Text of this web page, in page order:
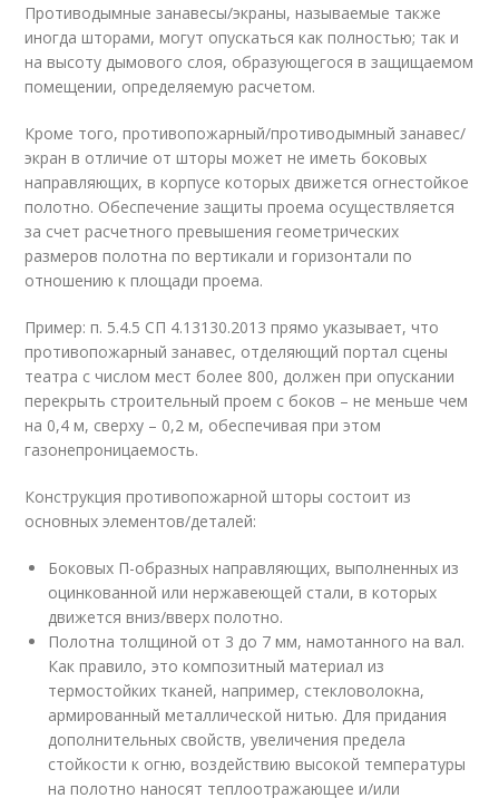
Противодымные занавесы/экраны, называемые также
иногда шторами, могут опускаться как полностью; так и
на высоту дымового слоя, образующегося в защищаемом
помещении, определяемую расчетом.
Кроме того, противопожарный/противодымный занавес/
экран в отличие от шторы может не иметь боковых
направляющих, в корпусе которых движется огнестойкое
полотно. Обеспечение защиты проема осуществляется
за счет расчетного превышения геометрических
размеров полотна по вертикали и горизонтали по
отношению к площади проема.
Пример: п. 5.4.5 СП 4.13130.2013 прямо указывает, что
противопожарный занавес, отделяющий портал сцены
театра с числом мест более 800, должен при опускании
перекрыть строительный проем с боков – не меньше чем
на 0,4 м, сверху – 0,2 м, обеспечивая при этом
газонепроницаемость.
Конструкция противопожарной шторы состоит из
основных элементов/деталей:
Боковых П-образных направляющих, выполненных из
оцинкованной или нержавеющей стали, в которых
движется вниз/вверх полотно.
Полотна толщиной от 3 до 7 мм, намотанного на вал.
Как правило, это композитный материал из
термостойких тканей, например, стекловолокна,
армированный металлической нитью. Для придания
дополнительных свойств, увеличения предела
стойкости к огню, воздействию высокой температуры
на полотно наносят теплоотражающее и/или